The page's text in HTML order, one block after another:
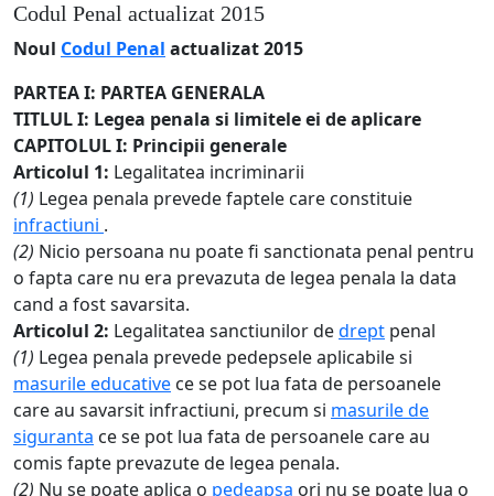
Codul Penal actualizat 2015
Noul Codul Penal actualizat 2015
PARTEA I: PARTEA GENERALA
TITLUL I: Legea penala si limitele ei de aplicare
CAPITOLUL I: Principii generale
Articolul 1: Legalitatea incriminarii
(1) Legea penala prevede faptele care constituie
infractiuni .
(2) Nicio persoana nu poate fi sanctionata penal pentru
o fapta care nu era prevazuta de legea penala la data
cand a fost savarsita.
Articolul 2: Legalitatea sanctiunilor dedrept penal
(1) Legea penala prevede pedepsele aplicabile si
masurile educative ce se pot lua fata de persoanele
care au savarsit infractiuni, precum si masurile de
siguranta ce se pot lua fata de persoanele care au
comis fapte prevazute de legea penala.
(2) Nu se poate aplica o pedeapsa ori nu se poate lua o